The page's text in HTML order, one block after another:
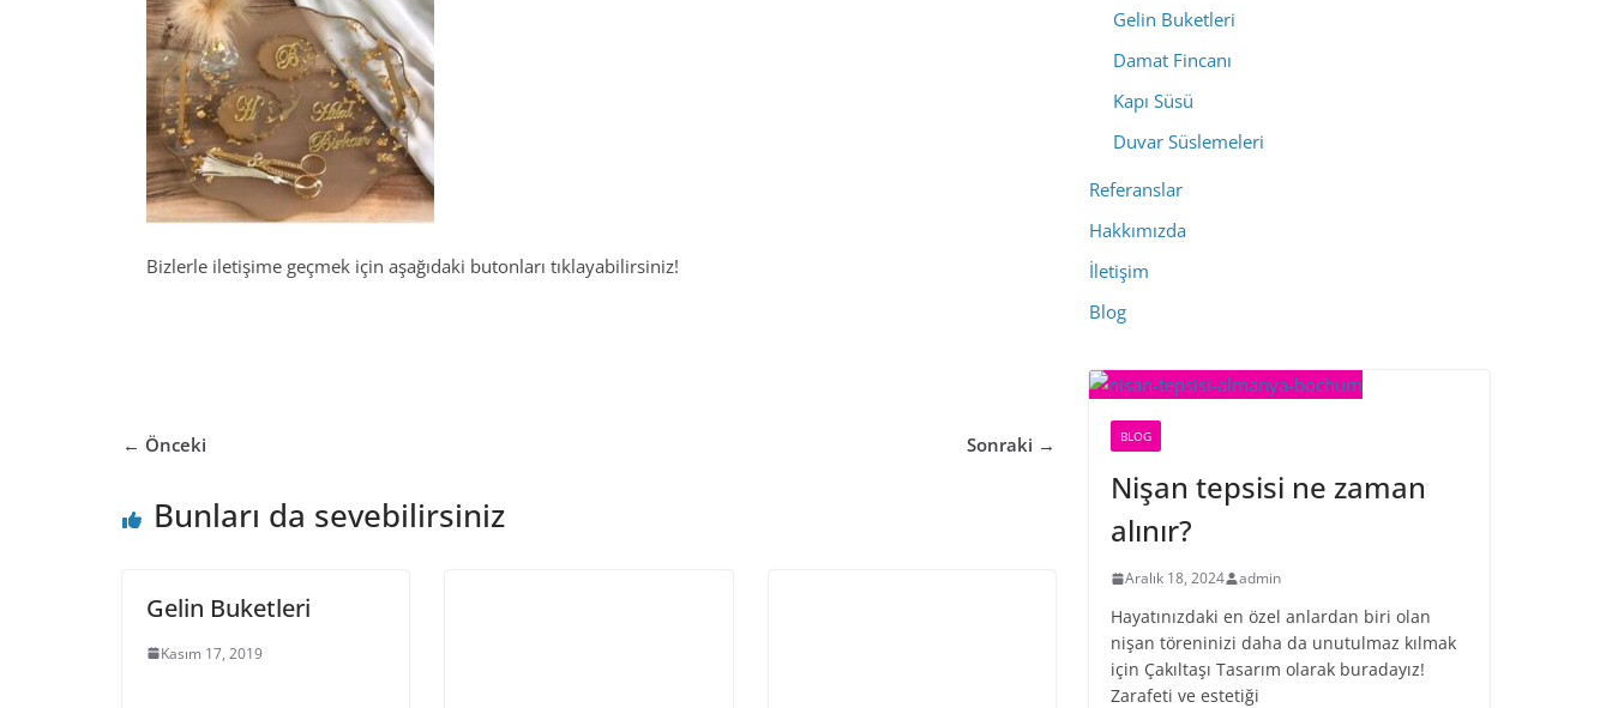
Bizlerle iletişime geçmek için aşağıdaki butonları tıklayabilirsiniz!
← Önceki Sonraki →
Bunları da sevebilirsiniz
Gelin Buketleri
Kasım 17, 2019
Gelin Buketleri
Damat Fincanı
Kapı Süsü
Duvar Süslemeleri
Referanslar
Hakkımızda
İletişim
Blog
BLOG
Nişan tepsisi ne zaman
alınır?
Aralık 18, 2024 admin
Hayatınızdaki en özel anlardan biri olan
nişan töreninizi daha da unutulmaz kılmak
için Çakıltaşı Tasarım olarak buradayız!
Zarafeti ve estetiği